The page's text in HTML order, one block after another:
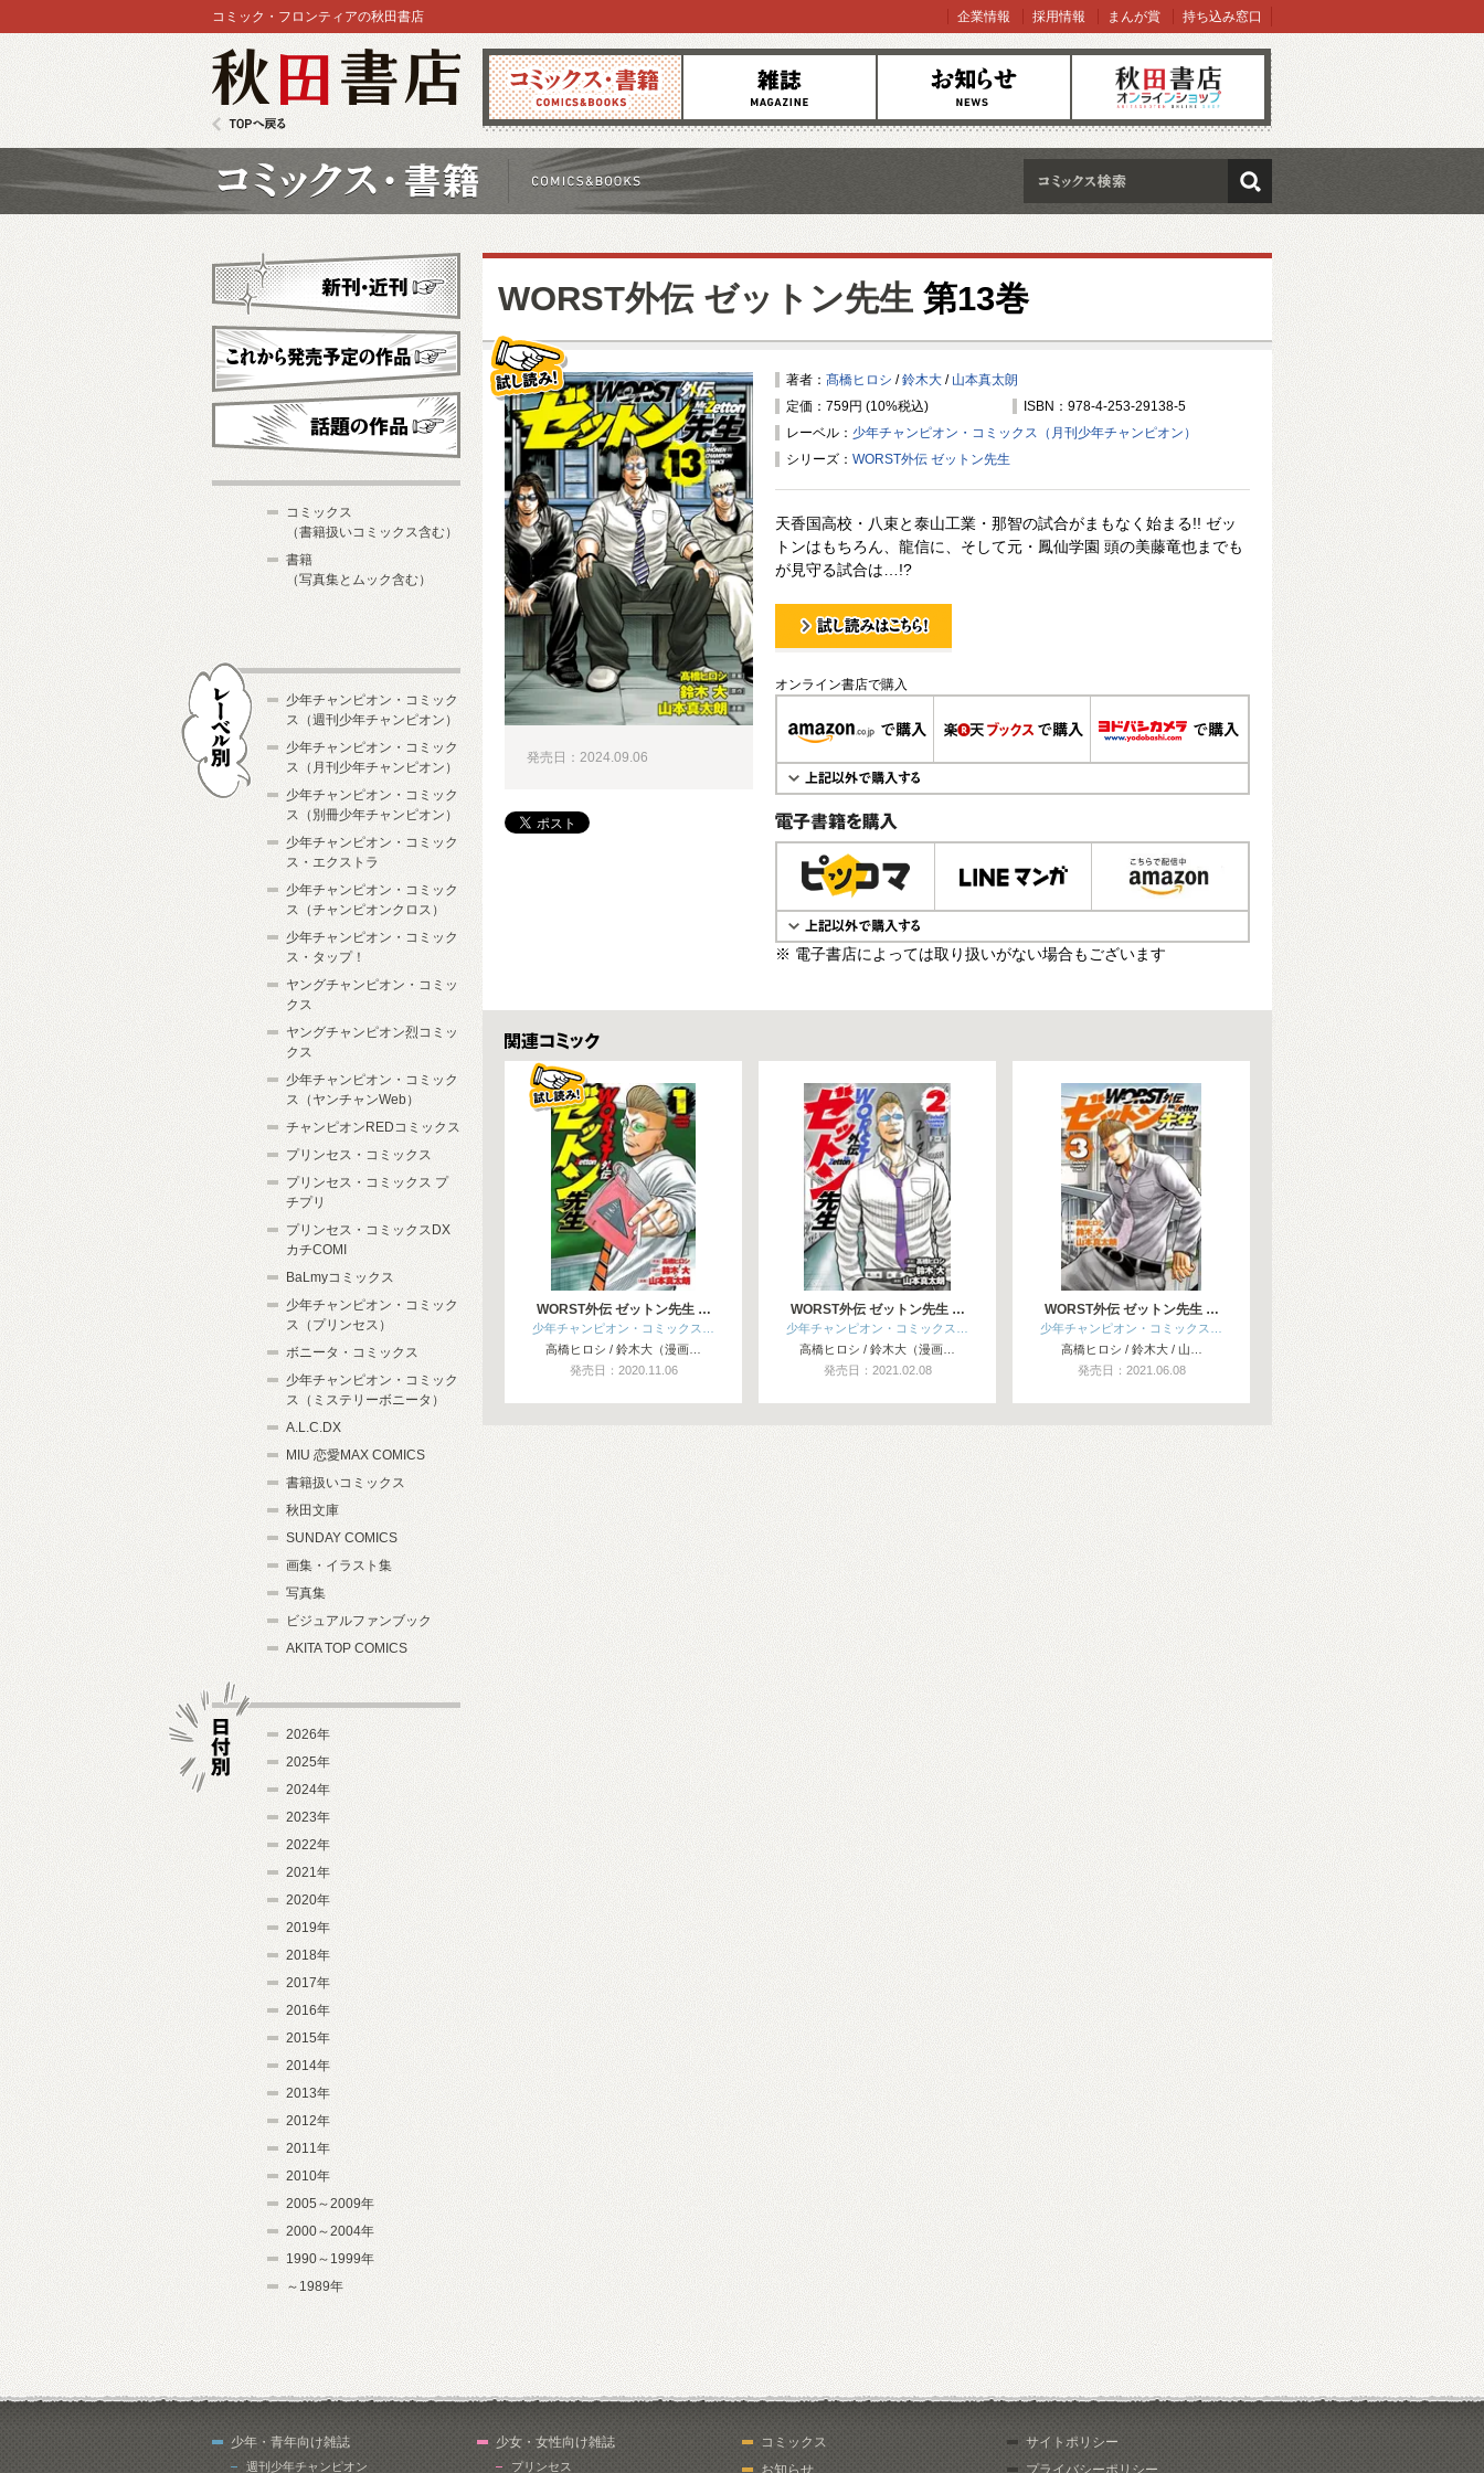
コミックス 雑誌 お知らせ オンラインショップ
コミック・フロンティアの秋田書店 企業情報 採用情報 まんが賞 持ち込み窓口
検索
WORST外伝 ゼットン先生 第13巻
著者： 髙橋ヒロシ /鈴木大 / 山本真太朗
定価：759円 (10%税込)
ISBN：978-4-253-29138-5
レーベル： 少年チャンピオン・コミックス（月刊少年チャンピオン）
シリーズ： WORST外伝 ゼットン先生
天香国高校・八束と泰山工業・那智の試合がまもなく始まる!! ゼッ
トンはもちろん、龍信に、そして元・鳳仙学園 頭の美藤竜也までも
が見守る試合は…!?
試し読み！
オンライン書店で購入
電子書籍で購入
※ 電子書店によっては取り扱いがない場合もございます
発売日：2024.09.06
関連コミックス
WORST外伝 ゼットン先生 …
少年チャンピオン・コミックス…
高橋ヒロシ / 鈴木大（漫画…
発売日：2020.11.06
WORST外伝 ゼットン先生 …
少年チャンピオン・コミックス…
高橋ヒロシ / 鈴木大（漫画…
発売日：2021.02.08
WORST外伝 ゼットン先生 …
少年チャンピオン・コミックス…
高橋ヒロシ / 鈴木大 / 山…
発売日：2021.06.08
新刊・近刊
これから発売予定
コミックス
（書籍扱いコミックス含む）
書籍
（写真集とムック含む）
少年チャンピオン・コミック
ス（週刊少年チャンピオン）
少年チャンピオン・コミック
ス（月刊少年チャンピオン）
少年チャンピオン・コミック
ス（別冊少年チャンピオン）
少年チャンピオン・コミック
ス・エクストラ
少年チャンピオン・コミック
ス（チャンピオンクロス）
少年チャンピオン・コミック
ス・タップ！
ヤングチャンピオン・コミッ
クス
ヤングチャンピオン烈コミッ
クス
少年チャンピオン・コミック
ス（ヤンチャンWeb）
チャンピオンREDコミックス
プリンセス・コミックス
プリンセス・コミックス プ
チプリ
プリンセス・コミックスDX
カチCOMI
BaLmyコミックス
少年チャンピオン・コミック
ス（プリンセス）
ボニータ・コミックス
少年チャンピオン・コミック
ス（ミステリーボニータ）
A.L.C.DX
MIU 恋愛MAX COMICS
書籍扱いコミックス
秋田文庫
SUNDAY COMICS
画集・イラスト集
写真集
ビジュアルファンブック
AKITA TOP COMICS
2026年
2025年
2024年
2023年
2022年
2021年
2020年
2019年
2018年
2017年
2016年
2015年
2014年
2013年
2012年
2011年
2010年
2005～2009年
2000～2004年
1990～1999年
～1989年
少年・青年向け雑誌
週刊少年チャンピオン
少女・女性向け雑誌
プリンセス
コミックス
お知らせ
サイトポリシー
プライバシーポリシー